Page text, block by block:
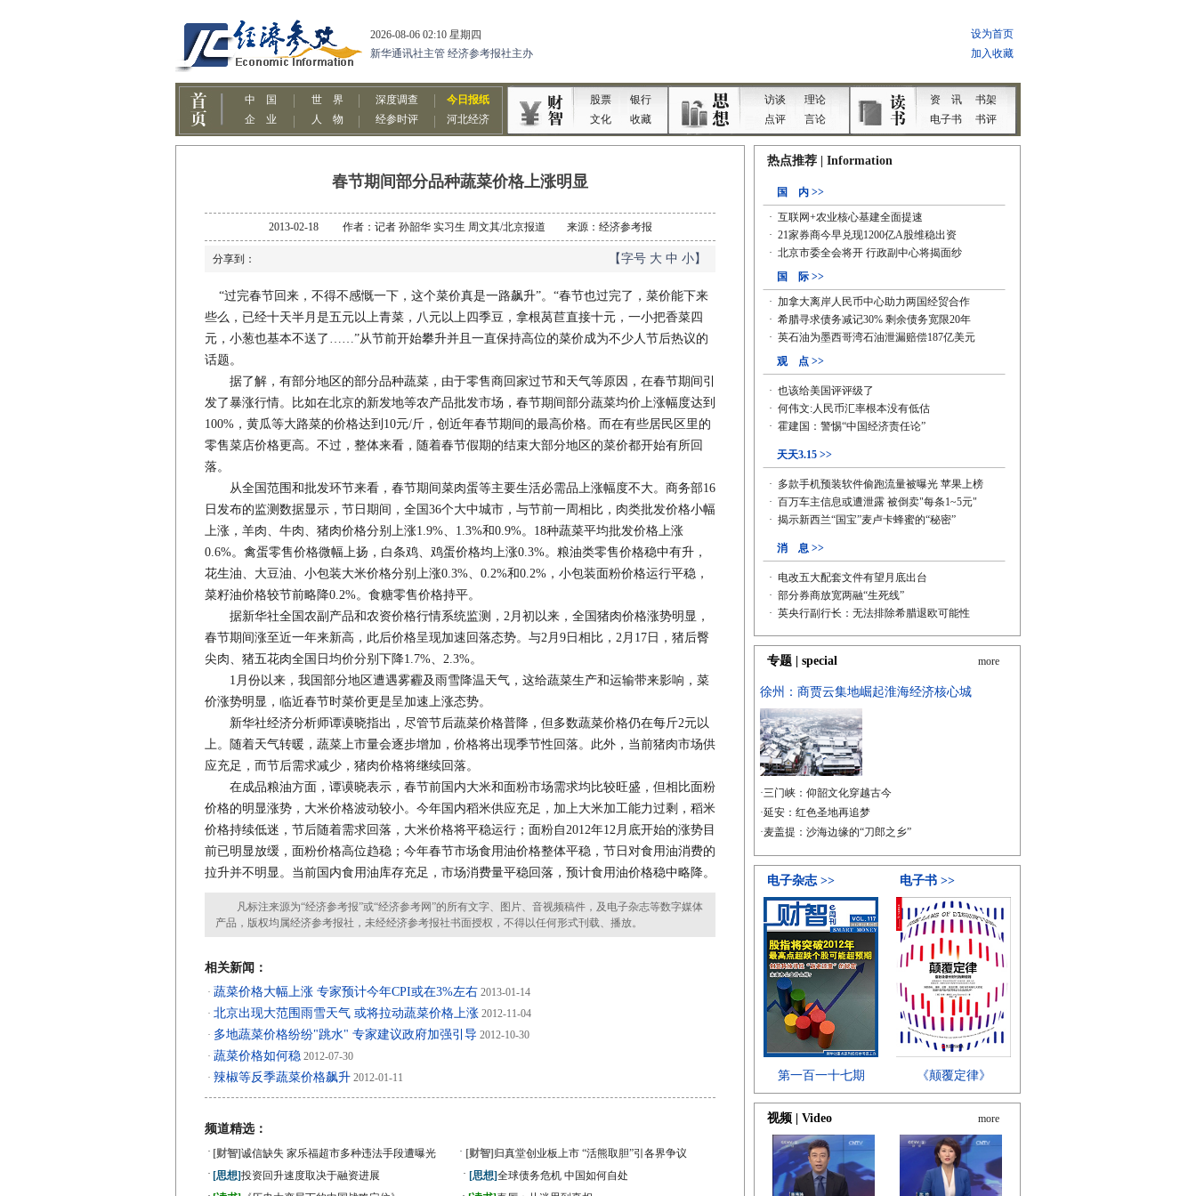
春节期间部分品种蔬菜价格上涨明显
2013-02-18 作者：记者 孙韶华 实习生 周文其/北京报道 来源：经济参考报
分享到： 【字号 大 中 小】
“过完春节回来，不得不感慨一下，这个菜价真是一路飙升”。“春节也过完了，菜价能下来
些么，已经十天半月是五元以上青菜，八元以上四季豆，拿根莴苣直接十元，一小把香菜四
元，小葱也基本不送了……”从节前开始攀升并且一直保持高位的菜价成为不少人节后热议的
话题。
据了解，有部分地区的部分品种蔬菜，由于零售商回家过节和天气等原因，在春节期间引
发了暴涨行情。比如在北京的新发地等农产品批发市场，春节期间部分蔬菜均价上涨幅度达到
100%，黄瓜等大路菜的价格达到10元/斤，创近年春节期间的最高价格。而在有些居民区里的
零售菜店价格更高。不过，整体来看，随着春节假期的结束大部分地区的菜价都开始有所回
落。
从全国范围和批发环节来看，春节期间菜肉蛋等主要生活必需品上涨幅度不大。商务部16
日发布的监测数据显示，节日期间，全国36个大中城市，与节前一周相比，肉类批发价格小幅
上涨，羊肉、牛肉、猪肉价格分别上涨1.9%、1.3%和0.9%。18种蔬菜平均批发价格上涨
0.6%。禽蛋零售价格微幅上扬，白条鸡、鸡蛋价格均上涨0.3%。粮油类零售价格稳中有升，
花生油、大豆油、小包装大米价格分别上涨0.3%、0.2%和0.2%，小包装面粉价格运行平稳，
菜籽油价格较节前略降0.2%。食糖零售价格持平。
据新华社全国农副产品和农资价格行情系统监测，2月初以来，全国猪肉价格涨势明显，
春节期间涨至近一年来新高，此后价格呈现加速回落态势。与2月9日相比，2月17日，猪后臀
尖肉、猪五花肉全国日均价分别下降1.7%、2.3%。
1月份以来，我国部分地区遭遇雾霾及雨雪降温天气，这给蔬菜生产和运输带来影响，菜
价涨势明显，临近春节时菜价更是呈加速上涨态势。
新华社经济分析师谭谟晓指出，尽管节后蔬菜价格普降，但多数蔬菜价格仍在每斤2元以
上。随着天气转暖，蔬菜上市量会逐步增加，价格将出现季节性回落。此外，当前猪肉市场供
应充足，而节后需求减少，猪肉价格将继续回落。
在成品粮油方面，谭谟晓表示，春节前国内大米和面粉市场需求均比较旺盛，但相比面粉
价格的明显涨势，大米价格波动较小。今年国内稻米供应充足，加上大米加工能力过剩，稻米
价格持续低迷，节后随着需求回落，大米价格将平稳运行；面粉自2012年12月底开始的涨势目
前已明显放缓，面粉价格高位趋稳；今年春节市场食用油价格整体平稳，节日对食用油消费的
拉升并不明显。当前国内食用油库存充足，市场消费量平稳回落，预计食用油价格稳中略降。
凡标注来源为“经济参考报”或“经济参考网”的所有文字、图片、音视频稿件，及电子杂志等数字媒体
产品，版权均属经济参考报社，未经经济参考报社书面授权，不得以任何形式刊载、播放。
相关新闻：
· 蔬菜价格大幅上涨 专家预计今年CPI或在3%左右 2013-01-14
· 北京出现大范围雨雪天气 或将拉动蔬菜价格上涨 2012-11-04
· 多地蔬菜价格纷纷"跳水" 专家建议政府加强引导 2012-10-30
· 蔬菜价格如何稳 2012-07-30
· 辣椒等反季蔬菜价格飙升 2012-01-11
频道精选：
· [财智]诚信缺失 家乐福超市多种违法手段遭曝光 · [财智] 归真堂创业板上市 “活熊取胆”引各界争议
· [思想]投资回升速度取决于融资进展 · [思想]全球债务危机 中国如何自处